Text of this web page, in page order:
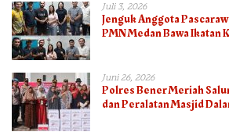
Juli 3, 2026
Jenguk Anggota
PMN Medan Bawa Ikatan
Juni 26, 2026
Polres Bener Meriah
dan Peralatan Masjid